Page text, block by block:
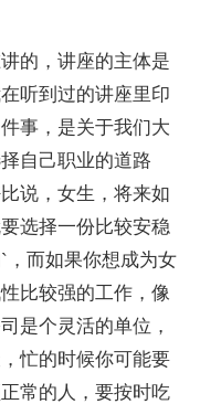
的，讲座的主体是
听到过的讲座里印
事，是关于我们大
自己职业的道路
说，女生，将来如
选择一份比较安稳
，而如果你想成为女
比较强的工作，像
是个灵活的单位，
忙的时候你可能要
常的人，要按时吃